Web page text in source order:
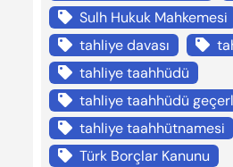
Sulh Hukuk Mahkemesi
tahliye davası
tahliye taahhüdü
tahliye taahhüdü
tahliye taahhütnamesi
Türk Borçlar Kanunu